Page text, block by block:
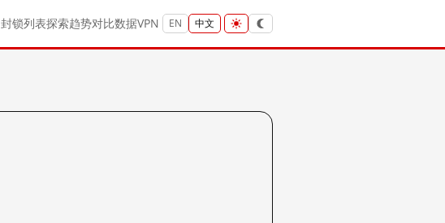
封锁列表探索趋势对比数据VPN EN 中文